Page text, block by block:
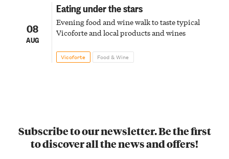
08
AUG
Eating under the stars
Evening food and wine walk to taste typical
Vicoforte and local products and wines
Vicoforte Food & Wine
Subscribe to our newsletter. Be the first
to discover all the news and offers!